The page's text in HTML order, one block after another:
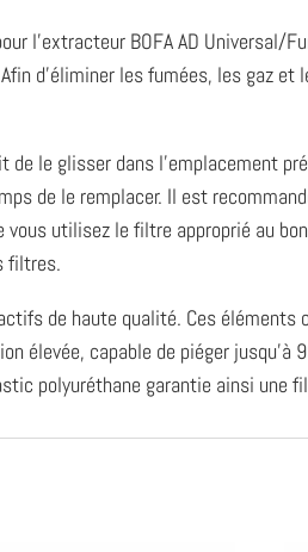
l’extracteur BOFA AD Universal/
d’éliminer les fumées, les gaz et
le glisser dans l’emplacement
de le remplacer. Il est
utilisez le filtre approprié au
filtres.
de haute qualité. Ces éléments
élevée, capable de piéger jusqu’à
polyuréthane garantie ainsi une